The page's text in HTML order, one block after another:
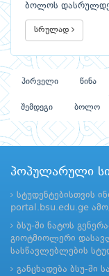
ბოლოს
სრულად
პირველი წინა
შემდეგი ბოლო
პოპულარული
სტუდენტებისთვის
portal.bsu.edu.ge
ბსუ-ში ნატოს
გიოტმიოლერი
სასწავლებლების
განცხადება ბსუ-ში